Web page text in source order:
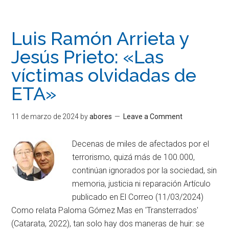
Luis Ramón Arrieta y
Jesús Prieto: «Las
víctimas olvidadas de
ETA»
11 de marzo de 2024 byabores Leave a Comment
Decenas de miles de afectados por el
terrorismo, quizá más de 100.000,
continúan ignorados por la sociedad, sin
memoria, justicia ni reparación Artículo
publicado en El Correo (11/03/2024)
Como relata Paloma Gómez Mas en 'Transterrados'
(Catarata, 2022), tan solo hay dos maneras de huir: se